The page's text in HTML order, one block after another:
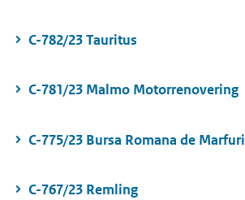
C-782/23 Tauritus
C-781/23 Malmo Motorrenovering
C-775/23 Bursa Romana de Marfuri
C-767/23 Remling